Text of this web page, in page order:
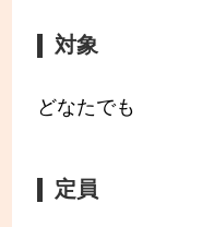
対象
どなたでも
定員